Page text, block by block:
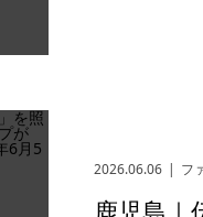
2026.06.06 フ